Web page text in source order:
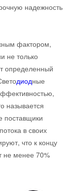
надежность
фактором,
не только
определенный
диодные
называется
поставщики
в своих
что к концу
не менее 70%